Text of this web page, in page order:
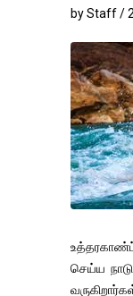
by Staff /
உத்தரகாண்ட்
செய்ய நாடு